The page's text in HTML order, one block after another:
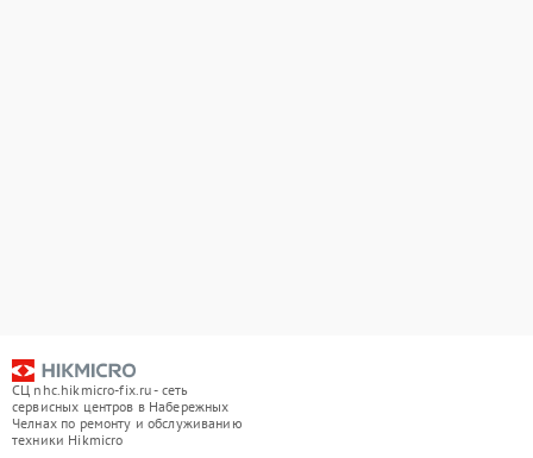
СЦ nhc.hikmicro-fix.ru - сеть
сервисных центров в Набережных
Челнах по ремонту и обслуживанию
техники Hikmicro